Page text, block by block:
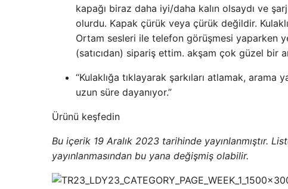
kapağı biraz daha iyi/daha kalın olsaydı ve
olurdu. Kapak çürük veya çürük değildir.
Ortam sesleri ile telefon görüşmesi yaparken
(satıcıdan) sipariş ettim. akşam çok güzel bir
“Kulaklığa tıklayarak şarkıları atlamak,
uzun süre dayanıyor.”
Ürünü keşfedin
Bu içerik 19 Aralık 2023 tarihinde yayınlanmıştır.
yayınlanmasından bu yana değişmiş olabilir.